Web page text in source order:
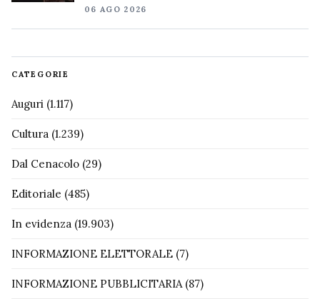
06 AGO 2026
CATEGORIE
Auguri (1.117)
Cultura (1.239)
Dal Cenacolo (29)
Editoriale (485)
In evidenza (19.903)
INFORMAZIONE ELETTORALE (7)
INFORMAZIONE PUBBLICITARIA(87)